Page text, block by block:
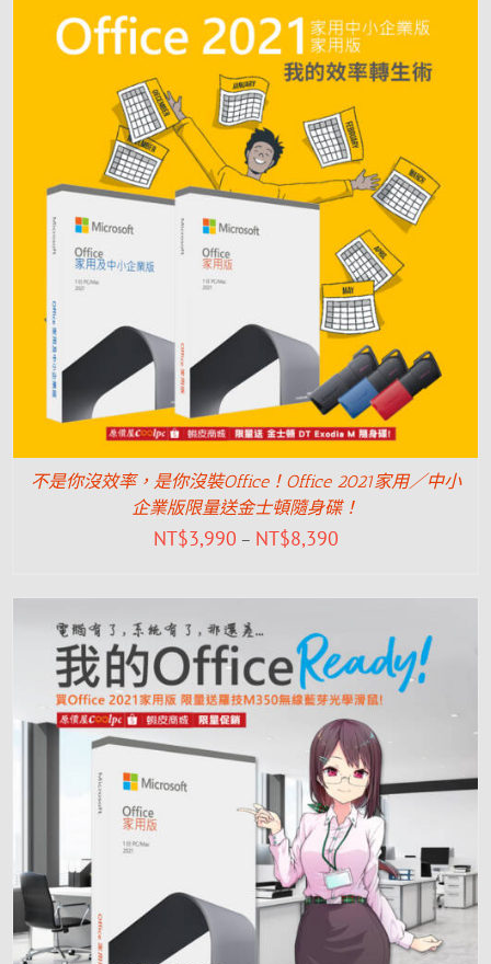
不是你沒效率，是你沒裝Office！Office 2021家用／中小
企業版限量送金士頓隨身碟！
NT$3,990 – NT$8,390